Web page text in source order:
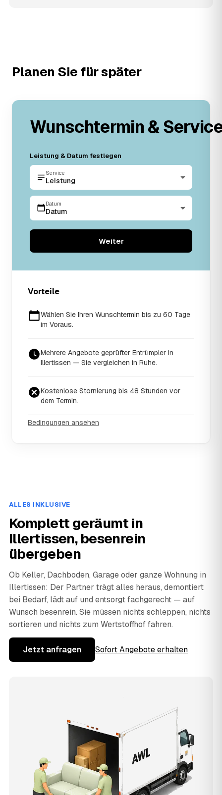
Planen Sie für später
Wunschtermin &
Leistung & Datum festlegen
Service
Leistung
Datum
Datum
Weiter
Vorteile
Wählen Sie Ihren Wunschtermin bis zu 60 Tage
im Voraus.
Mehrere Angebote geprüfter Entrümpler in
Illertissen — Sie vergleichen in Ruhe.
Kostenlose Stornierung bis 48 Stunden vor
dem Termin.
Bedingungen ansehen
ALLES INKLUSIVE
Komplett geräumt in
Illertissen, besenrein
übergeben
Ob Keller, Dachboden, Garage oder ganze Wohnung in
Illertissen: Der Partner trägt alles heraus, demontiert
bei Bedarf, lädt auf und entsorgt fachgerecht — auf
Wunsch besenrein. Sie müssen nichts schleppen, nichts
sortieren und nichts zum Wertstoffhof fahren.
Jetzt anfragen Sofort Angebote erhalten